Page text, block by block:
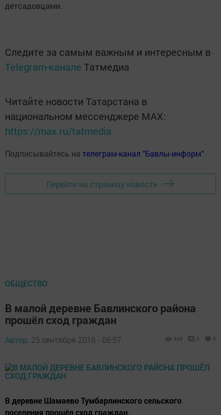
детсадовцами.
Следите за самым важным и интересным в
Telegram-канале Татмедиа
Читайте новости Татарстана в
национальном мессенджере MАХ:
https://max.ru/tatmedia
Подписывайтесь на телеграм-канал "Бавлы-информ"
Перейти на страницу новости
ОБЩЕСТВО
В малой деревне Бавлинского района
прошёл сход граждан
Автор, 25 сентября 2016 - 06:57 849 0 0
В деревне Шамаево Тумбарлинского сельского
поселения прошёл сход граждан.